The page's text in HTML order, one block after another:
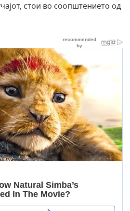
стои во соопштението од